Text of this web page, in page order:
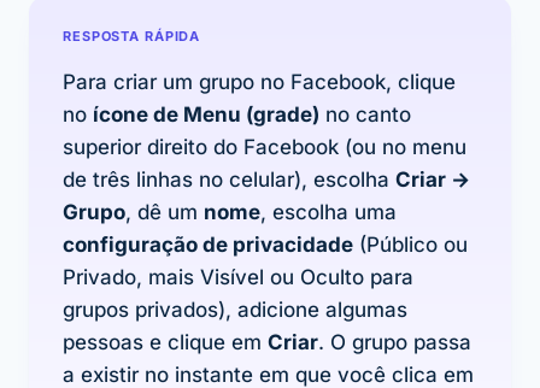
RESPOSTA RÁPIDA
Para criar um grupo no Facebook, clique
no ícone de Menu (grade) no canto
superior direito do Facebook (ou no menu
de três linhas no celular), escolha Criar →
Grupo, dê um nome, escolha uma
configuração de privacidade (Público ou
Privado, mais Visível ou Oculto para
grupos privados), adicione algumas
pessoas e clique em Criar. O grupo passa
a existir no instante em que você clica em